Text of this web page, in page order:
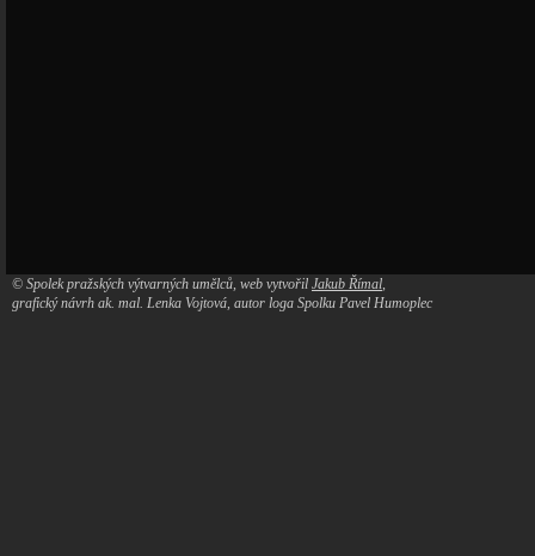
© Spolek pražských výtvarných umělců, web vytvořil Jakub Římal,
grafický návrh ak. mal. Lenka Vojtová, autor loga Spolku Pavel Humoplec